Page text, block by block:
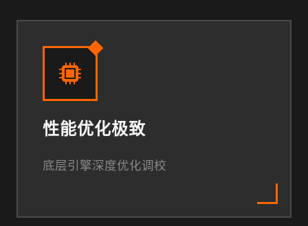
性能优化极致
底层引擎深度优化调校